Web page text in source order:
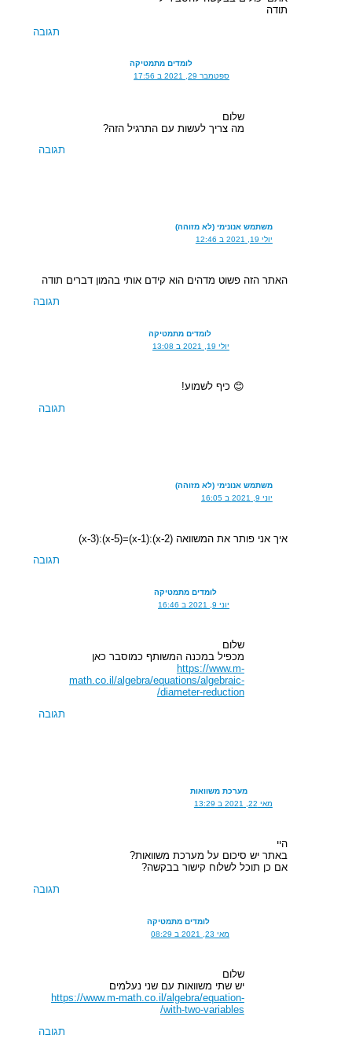
תודה
תגובה
לומדים מתמטיקה
ספטמבר 29, 2021 ב 17:56
שלום
מה צריך לעשות עם התרגיל הזה?
תגובה
משתמש אנונימי (לא מזוהה)
יולי 19, 2021 ב 12:46
האתר הזה פשוט מדהים הוא קידם אותי בהמון דברים תודה
תגובה
לומדים מתמטיקה
יולי 19, 2021 ב 13:08
😊 כיף לשמוע!
תגובה
משתמש אנונימי (לא מזוהה)
יוני 9, 2021 ב 16:05
איך אני פותר את המשוואה (x-2):(x-1)=(x-5):(x-3)
תגובה
לומדים מתמטיקה
יוני 9, 2021 ב 16:46
שלום
מכפיל במכנה המשותף כמוסבר כאן
https://www.m-
math.co.il/algebra/equations/algebraic-
diameter-reduction/
תגובה
מערכת משוואות
מאי 22, 2021 ב 13:29
היי
באתר יש סיכום על מערכת משוואות?
אם כן תוכל לשלוח קישור בבקשה?
תגובה
לומדים מתמטיקה
מאי 23, 2021 ב 08:29
שלום
יש שתי משוואות עם שני נעלמים
https://www.m-math.co.il/algebra/equation-
with-two-variables/
תגובה